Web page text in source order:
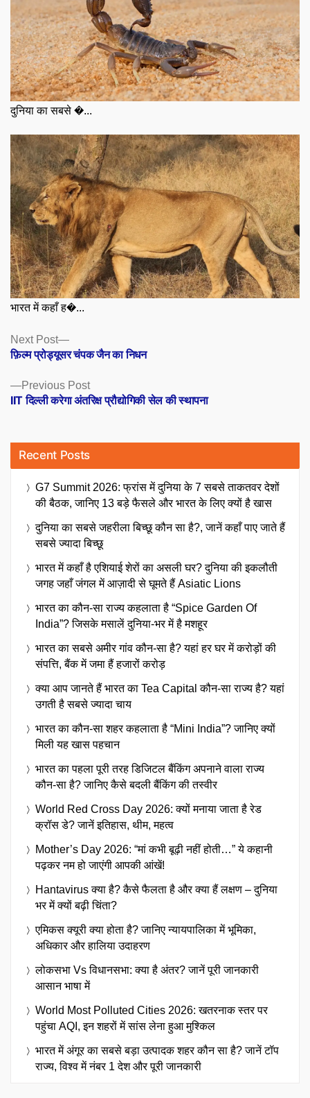
दुनिया का सबसे �...
भारत में कहाँ ह�...
Posts
navigation
Previous PostPrevious
post:
IIT दिल्ली करेगा अंतरिक्ष प्रौद्योगिकी सेल की स्थापना
Next Post
Next
post:
फ़िल्म प्रोड्यूसर चंपक जैन का निधन
Recent Posts
G7 Summit 2026: फ्रांस में दुनिया के 7 सबसे ताकतवर देशों
की बैठक, जानिए 13 बड़े फैसले और भारत के लिए क्यों है खास
दुनिया का सबसे जहरीला बिच्छू कौन सा है?, जानें कहाँ पाए जाते हैं
सबसे ज्यादा बिच्छू
भारत में कहाँ है एशियाई शेरों का असली घर? दुनिया की इकलौती
जगह जहाँ जंगल में आज़ादी से घूमते हैं Asiatic Lions
भारत का कौन-सा राज्य कहलाता है “Spice Garden Of
India”? जिसके मसालें दुनिया-भर में है मशहूर
भारत का सबसे अमीर गांव कौन-सा है? यहां हर घर में करोड़ों की
संपत्ति, बैंक में जमा हैं हजारों करोड़
क्या आप जानते हैं भारत का Tea Capital कौन-सा राज्य है? यहां
उगती है सबसे ज्यादा चाय
भारत का कौन-सा शहर कहलाता है “Mini India”? जानिए क्यों
मिली यह खास पहचान
भारत का पहला पूरी तरह डिजिटल बैंकिंग अपनाने वाला राज्य
कौन-सा है? जानिए कैसे बदली बैंकिंग की तस्वीर
World Red Cross Day 2026: क्यों मनाया जाता है रेड
क्रॉस डे? जानें इतिहास, थीम, महत्व
Mother’s Day 2026: “मां कभी बूढ़ी नहीं होती…” ये कहानी
पढ़कर नम हो जाएंगी आपकी आंखें!
Hantavirus क्या है? कैसे फैलता है और क्या हैं लक्षण – दुनिया
भर में क्यों बढ़ी चिंता?
एमिकस क्यूरी क्या होता है? जानिए न्यायपालिका में भूमिका,
अधिकार और हालिया उदाहरण
लोकसभा Vs विधानसभा: क्या है अंतर? जानें पूरी जानकारी
आसान भाषा में
World Most Polluted Cities 2026: खतरनाक स्तर पर
पहुंचा AQI, इन शहरों में सांस लेना हुआ मुश्किल
भारत में अंगूर का सबसे बड़ा उत्पादक शहर कौन सा है? जानें टॉप
राज्य, विश्व में नंबर 1 देश और पूरी जानकारी